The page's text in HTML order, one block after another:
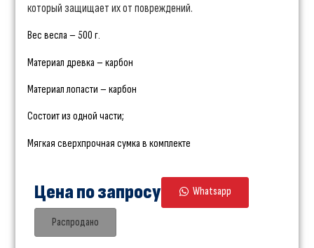
который защищает их от повреждений.
Вес весла – 500 г.
Материал древка – карбон
Материал лопасти – карбон
Состоит из одной части;
Мягкая сверхпрочная сумка в комплекте
Цена по запросу Whatsapp
Распродано